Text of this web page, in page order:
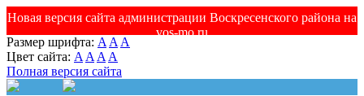
Новая версия сайта администрации Воскресенского района на
vos-mo.ru
Размер шрифта: A A A
Цвет сайта: A A A A
Полная версия сайта